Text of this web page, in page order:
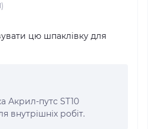
цю шпаклівку для
Акрил-путс ST10
внутрішніх робіт.